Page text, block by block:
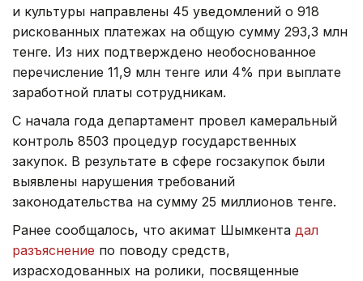
и культуры направлены 45 уведомлений о 918
рискованных платежах на общую сумму 293,3 млн
тенге. Из них подтверждено необоснованное
перечисление 11,9 млн тенге или 4% при выплате
заработной платы сотрудникам.
С начала года департамент провел камеральный
контроль 8503 процедур государственных
закупок. В результате в сфере госзакупок были
выявлены нарушения требований
законодательства на сумму 25 миллионов тенге.
Ранее сообщалось, что акимат Шымкента дал
разъяснение по поводу средств,
израсходованных на ролики, посвященные